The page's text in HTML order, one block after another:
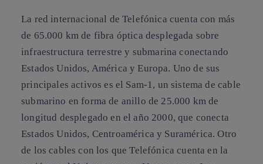
La red internacional de Telefónica cuenta con más
de 65.000 km de fibra óptica desplegada sobre
infraestructura terrestre y submarina conectando
Estados Unidos, América y Europa. Uno de sus
principales activos es el Sam-1, un sistema de cable
submarino en forma de anillo de 25.000 km de
longitud desplegado en el año 2000, que conecta
Estados Unidos, Centroamérica y Suramérica. Otro
de los cables con los que Telefónica cuenta en la